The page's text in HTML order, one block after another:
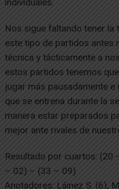
Nos sigue faltando tener la
este tipo de partidos antes
técnica y tácticamente a
estos partidos tenemos
jugar más pausadamente
que se entrena durante la
manera estar preparados
mejor ante rivales de
Resultado por cuartos:
– 02) – (33 – 09)
Anotadores: Láinez S. (6),